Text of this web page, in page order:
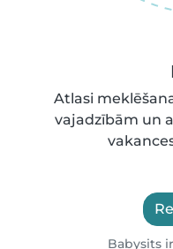
Atlasi
vajadzībām un
Babysits